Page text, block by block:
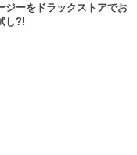
ジーをドラックストアでお
し?!